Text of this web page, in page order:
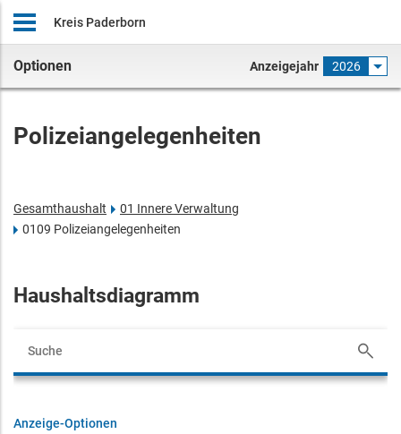
Kreis Paderborn
Optionen Anzeigejahr 2026
Polizeiangelegenheiten
Gesamthaushalt
01 Innere Verwaltung
0109 Polizeiangelegenheiten
Haushaltsdiagramm
Anzeige-Optionen